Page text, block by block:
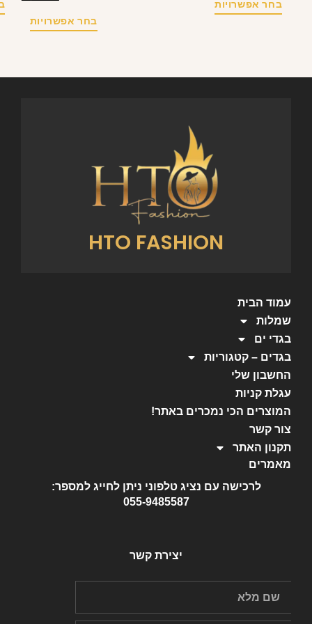
בחר אפשרויות
בחר אפשרויות
HTO FASHION
עמוד הבית
שמלות
בגדי ים
בגדים – קטגוריות
החשבון שלי
עגלת קניות
המוצרים הכי נמכרים באתר!
צור קשר
תקנון האתר
מאמרים
לרכישה עם נציג טלפוני ניתן לחייג למספר:
055-9485587
יצירת קשר